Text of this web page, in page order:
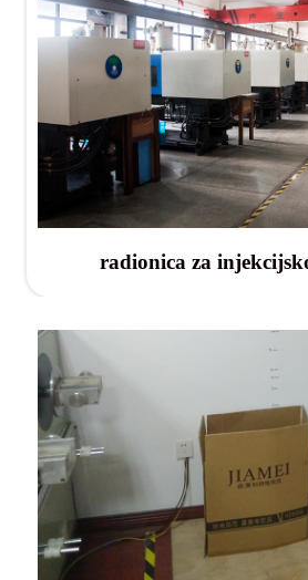
radionica za